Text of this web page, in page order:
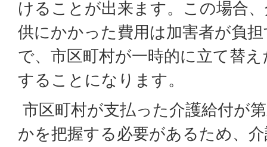
けることが出来ます。この場合
供にかかった費用は加害者が負
で、市区町村が一時的に立て替
することになります。
市区町村が支払った介護給付が
かを把握する必要があるため、